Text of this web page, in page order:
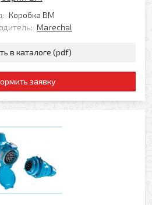
Коробка BM
Marechal
в каталоге (pdf)
заявку
в соответствии с
персональных данных
заполнения
рассылки
на обработку моих
в соответствии с